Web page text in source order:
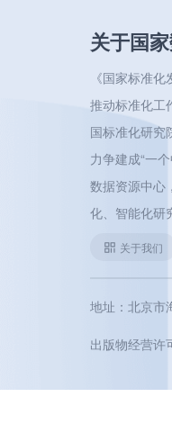
关于国
《国家标准
推动标准化工
国标准化研究
力争建成“一
数据资源中心
化、智能化研
关于我们
地址：北京市
出版物经营许